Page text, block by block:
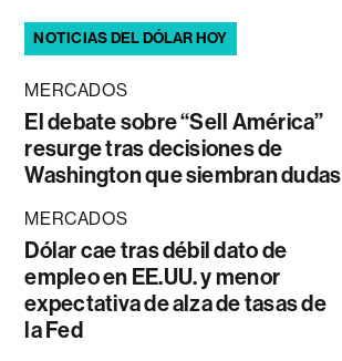
NOTICIAS DEL DÓLAR HOY
MERCADOS
El debate sobre “Sell América”
resurge tras decisiones de
Washington que siembran dudas
MERCADOS
Dólar cae tras débil dato de
empleo en EE.UU. y menor
expectativa de alza de tasas de
la Fed